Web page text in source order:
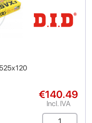
€140.49
Incl. IVA